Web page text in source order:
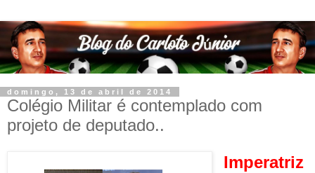
domingo, 13 de abril de 2014
Colégio Militar é contemplado com
projeto de deputado..
Imperatriz